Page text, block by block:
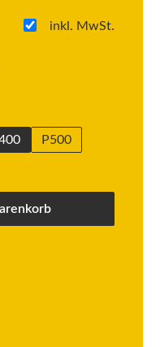
inkl. MwSt.
P500
Schaltflächen um die Anzahl zu